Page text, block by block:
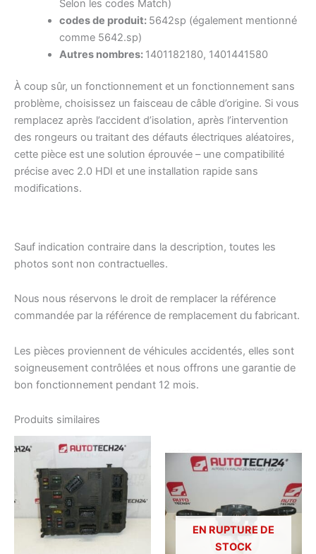
Selon les codes Match)
codes de produit: 5642sp (également mentionné
comme 5642.sp)
Autres nombres: 1401182180, 1401441580
À coup sûr, un fonctionnement et un fonctionnement sans
problème, choisissez un faisceau de câble d’origine. Si vous
remplacez après l’accident d’isolation, après l’intervention
des rongeurs ou traitant des défauts électriques aléatoires,
cette pièce est une solution éprouvée – une compatibilité
précise avec 2.0 HDI et une installation rapide sans
modifications.
Sauf indication contraire dans la description, toutes les
photos sont non contractuelles.
Nous nous réservons le droit de remplacer la référence
commandée par la référence de remplacement du fabricant.
Les pièces proviennent de véhicules accidentés, elles sont
soigneusement contrôlées et nous offrons une garantie de
bon fonctionnement pendant 12 mois.
Produits similaires
EN RUPTURE DE
STOCK